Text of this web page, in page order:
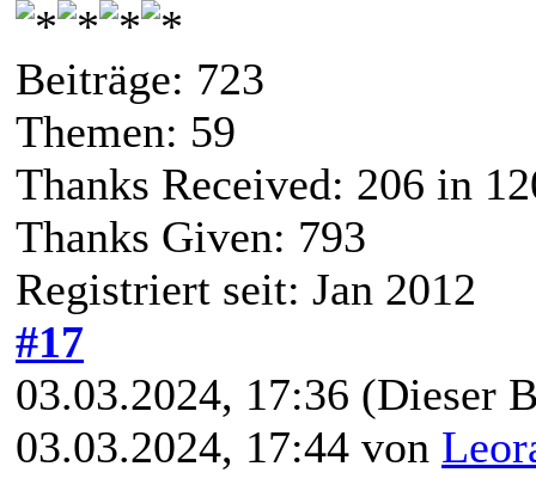
Beiträge: 723
Themen: 59
Thanks Received: 206 in
Thanks Given: 793
Registriert seit: Jan 2012
#17
03.03.2024, 17:36 (Dieser
03.03.2024, 17:44 von